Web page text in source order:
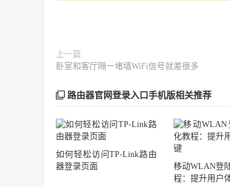
上一篇
卧室和客厅隔一堵墙WiFi信号就差很多
路由器官网登录入口手机版相关推荐
如何轻松访问TP-Link路由
器登录页面
移动WLAN登
程：提升用户